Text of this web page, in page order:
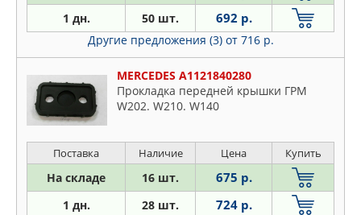
1 дн. 50 шт. 692 р.
Другие предложения (3) от 716 р.
MERCEDES A1121840280
Прокладка передней крышки ГРМ
W202. W210. W140
Поставка Наличие Цена Купить
На складе 16 шт. 675 р.
1 дн. 28 шт. 724 р.